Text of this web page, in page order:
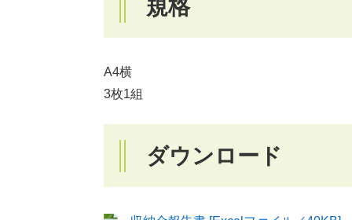
規格
A4横
3枚1組
ダウンロード